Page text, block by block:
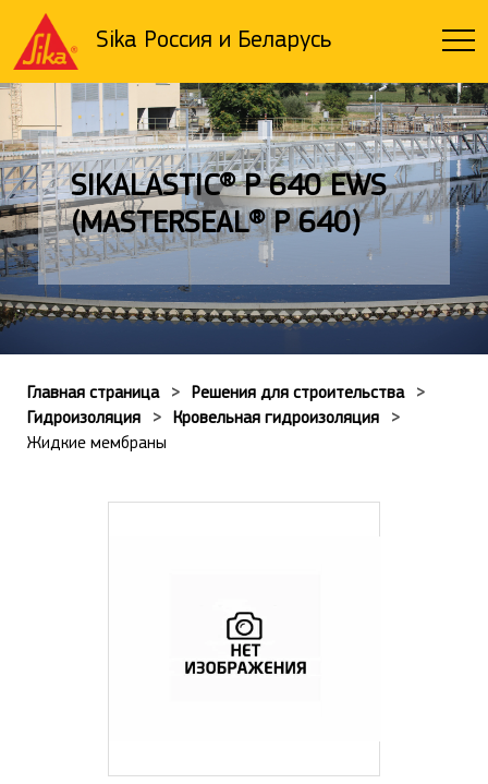
Sika Россия и Беларусь
SIKALASTIC® P 640 EWS
(MASTERSEAL® P 640)
Главная страница
Решения для строительства
Гидроизоляция
Кровельная гидроизоляция
Жидкие мембраны